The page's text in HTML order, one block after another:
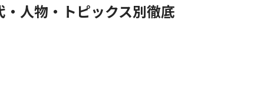
人物・トピックス別徹底